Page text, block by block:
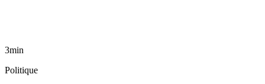
3min
Politique